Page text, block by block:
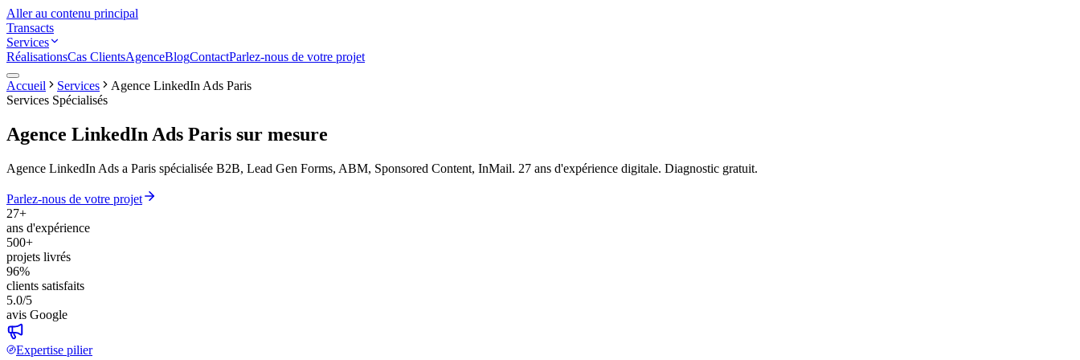
Aller au contenu principal
Transacts
Services
RéalisationsCas ClientsAgenceBlogContactParlez-nous de votre projet
Accueil Services
Agence LinkedIn Ads Paris
Services Spécialisés
Agence LinkedIn Ads Paris sur mesure
Agence LinkedIn Ads a Paris spécialisée B2B, Lead Gen Forms, ABM, Sponsored Content, InMail. 27 ans d'expérience digitale. Diagnostic gratuit.
Parlez-nous de votre projet
27+
ans d'expérience
500+
projets livrés
96%
clients satisfaits
5.0/5
avis Google
Expertise pilier